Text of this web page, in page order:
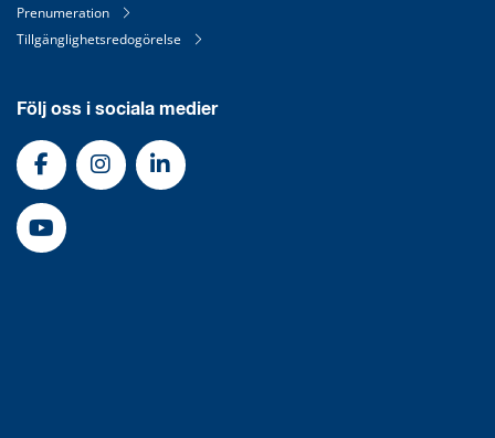
Prenumeration
Tillgänglighetsredogörelse
Följ oss i sociala medier